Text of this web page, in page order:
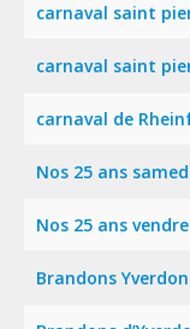
carnaval saint
carnaval saint
carnaval de
Nos 25 ans
Nos 25 ans
Brandons